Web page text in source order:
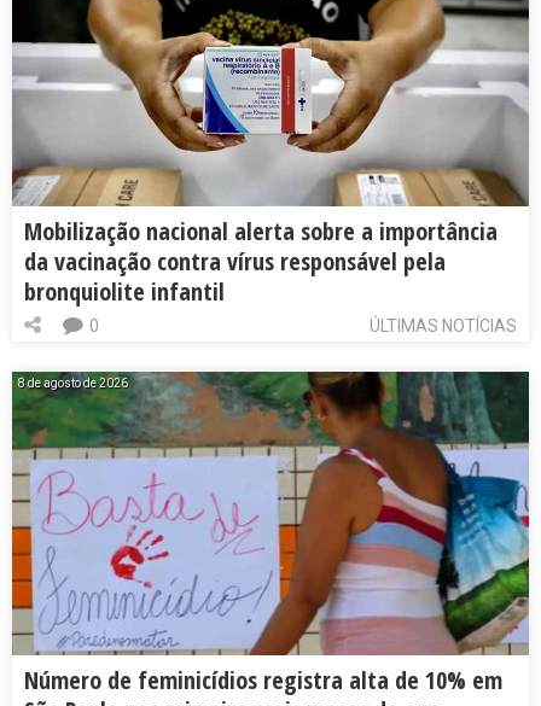
Mobilização nacional alerta sobre a importância
da vacinação contra vírus responsável pela
bronquiolite infantil
ÚLTIMAS NOTÍCIAS
0
8 de agosto de 2026
Número de feminicídios registra alta de 10% em